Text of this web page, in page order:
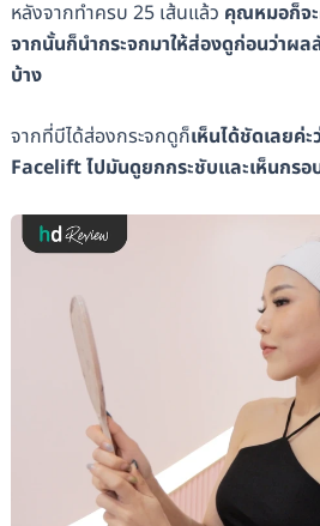
หลังจากทำครบ 25 เส้นแล้ว คุณหมอก็จ
จากนั้นก็นำกระจกมาให้ส่องดูก่อนว่าผ
บ้าง
จากที่บีได้ส่องกระจกดูก็เห็นได้ชัดเลยค่
Facelift ไปมันดูยกกระชับและเห็นกร